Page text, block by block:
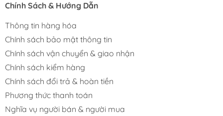
Chính Sách & Hướng Dẫn
Thông tin hàng hóa
Chính sách bảo mật thông tin
Chính sách vận chuyển & giao nhận
Chính sách kiểm hàng
Chính sách đổi trả & hoàn tiền
Phương thức thanh toán
Nghĩa vụ người bán & người mua